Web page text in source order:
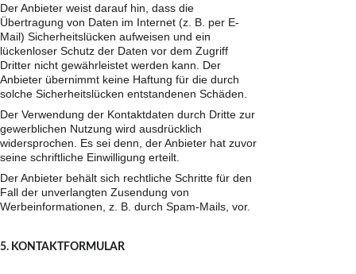
Der Anbieter weist darauf hin, dass die
Übertragung von Daten im Internet (z. B. per E-
Mail) Sicherheitslücken aufweisen und ein
lückenloser Schutz der Daten vor dem Zugriff
Dritter nicht gewährleistet werden kann. Der
Anbieter übernimmt keine Haftung für die durch
solche Sicherheitslücken entstandenen Schäden.
Der Verwendung der Kontaktdaten durch Dritte zur
gewerblichen Nutzung wird ausdrücklich
widersprochen. Es sei denn, der Anbieter hat zuvor
seine schriftliche Einwilligung erteilt.
Der Anbieter behält sich rechtliche Schritte für den
Fall der unverlangten Zusendung von
Werbeinformationen, z. B. durch Spam-Mails, vor.
5. KONTAKTFORMULAR